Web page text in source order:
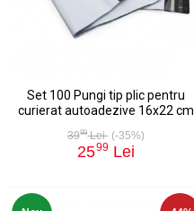
Set 100 Pungi tip plic pentru
curierat autoadezive 16x22 cm
3999Lei (-35%)
2599 Lei